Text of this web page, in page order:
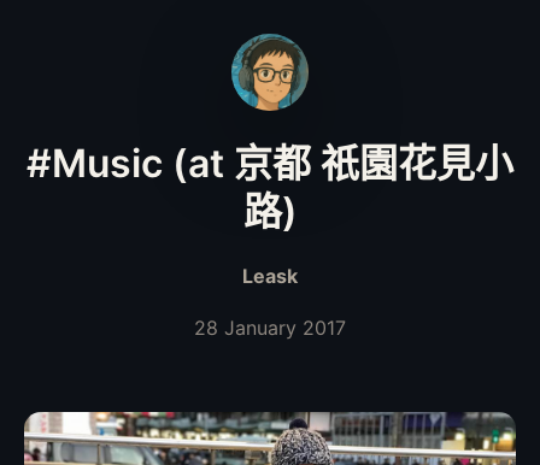
#Music (at 京都 祇園花見小
路)
Leask
28 January 2017